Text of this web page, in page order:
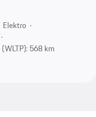
Elektro
568 km